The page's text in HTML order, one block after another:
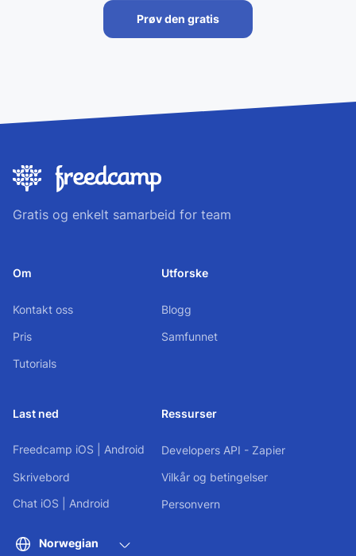
Prøv den gratis
Gratis og enkelt samarbeid for team
Om
Kontakt oss
Pris
Tutorials
Utforske
Blogg
Samfunnet
Last ned
Freedcamp iOS Android
Skrivebord
Chat iOS Android
Ressurser
Developers API - Zapier
Vilkår og betingelser
Personvern
Norwegian